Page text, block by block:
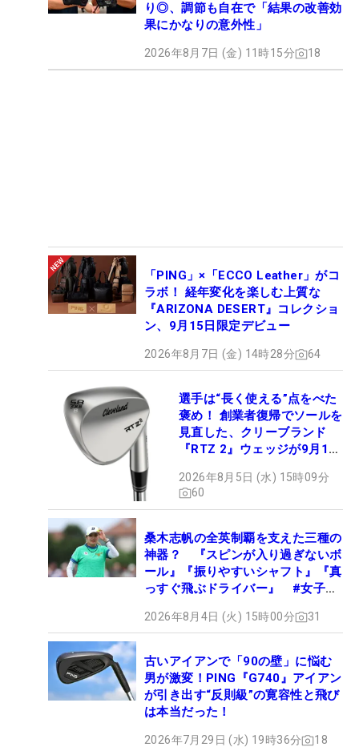
り◎、調節も自在で「結果の改善効
果にかなりの意外性」
2026年8月7日 (金) 11時15分 18
「PING」×「ECCO Leather」がコ
ラボ！ 経年変化を楽しむ上質な
『ARIZONA DESERT』コレクショ
ン、9月15日限定デビュー
2026年8月7日 (金) 14時28分 64
選手は“長く使える”点をべた
褒め！ 創業者復帰でソールを
見直した、クリーブランド
『RTZ 2』ウェッジが9月12
2026年8月5日 (水) 15時09分
60
桑木志帆の全英制覇を支えた三種の
神器？ 『スピンが入り過ぎないボ
ール』『振りやすいシャフト』『真
っすぐ飛ぶドライバー』 #女子プ
2026年8月4日 (火) 15時00分 31
古いアイアンで「90の壁」に悩む
男が激変！PING『G740』アイアン
が引き出す“反則級”の寛容性と飛び
は本当だった！
2026年7月29日 (水) 19時36分 18